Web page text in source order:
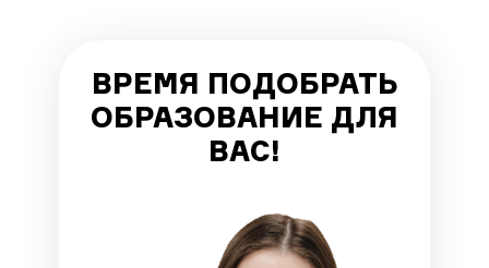
ВРЕМЯ ПОДОБРАТЬ
ОБРАЗОВАНИЕ ДЛЯ
ВАС!